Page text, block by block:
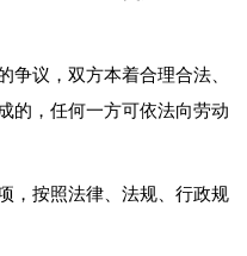
争议，双方本着合理合法、
的，任何一方可依法向劳动
，按照法律、法规、行政规